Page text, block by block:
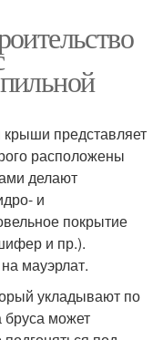
крыши представляет
расположены
делают
и
покрытие
и пр.).
мауэрлат.
укладывают по
бруса может